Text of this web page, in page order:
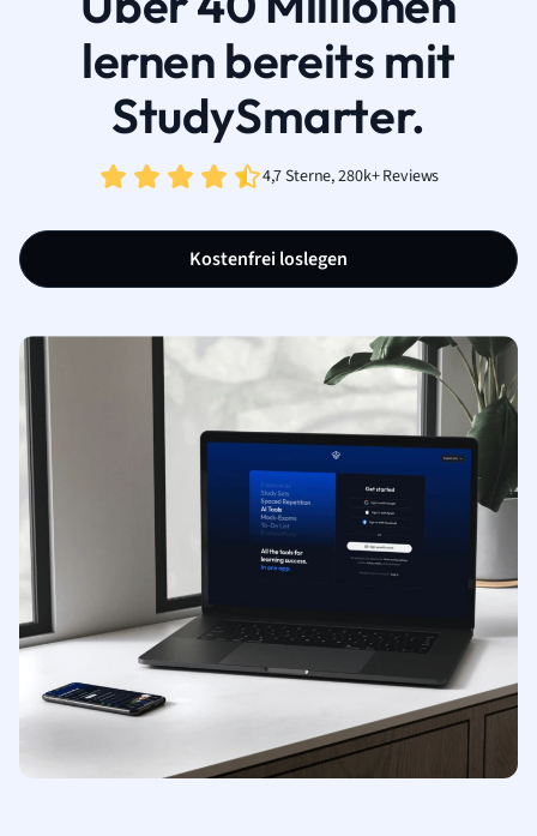
lernen bereits mit
StudySmarter.
4,7 Sterne, 280k+ Reviews
Kostenfrei loslegen